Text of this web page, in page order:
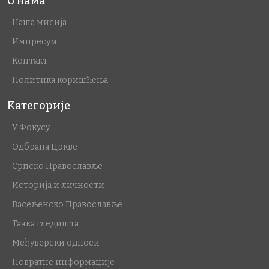
Наша мисија
Импресум
Контакт
Политика коришћења
Категорије
У Фокусу
Одбрана Цркве
Српско Православље
Историја и личности
Васељенско Православље
Тачка гледишта
Међуверски односи
Повратне информације